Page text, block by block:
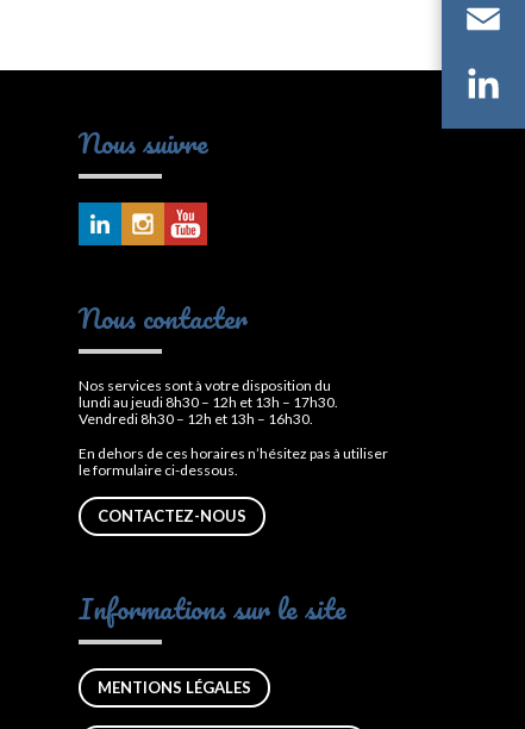
Nous suivre
Nous contacter
Nos services sont à votre disposition du
lundi au jeudi 8h30 – 12h et 13h – 17h30.
Vendredi 8h30 – 12h et 13h – 16h30.
En dehors de ces horaires n’hésitez pas à utiliser
le formulaire ci-dessous.
CONTACTEZ-NOUS
Informations sur le site
MENTIONS LÉGALES